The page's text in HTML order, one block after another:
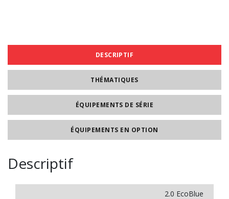
DESCRIPTIF
THÉMATIQUES
ÉQUIPEMENTS DE SÉRIE
ÉQUIPEMENTS EN OPTION
Descriptif
2.0 EcoBlue